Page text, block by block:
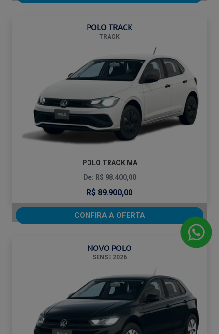
POLO TRACK
TRACK
POLO TRACK MA
De: R$ 98.400,00
R$ 89.900,00
CONFIRA A OFERTA
NOVO POLO
SENSE 2026